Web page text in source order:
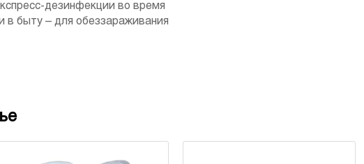
дезинфекции во время
в быту – для обеззараживания